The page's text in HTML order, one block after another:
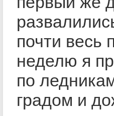
почти весь
неделю я
по
градом и